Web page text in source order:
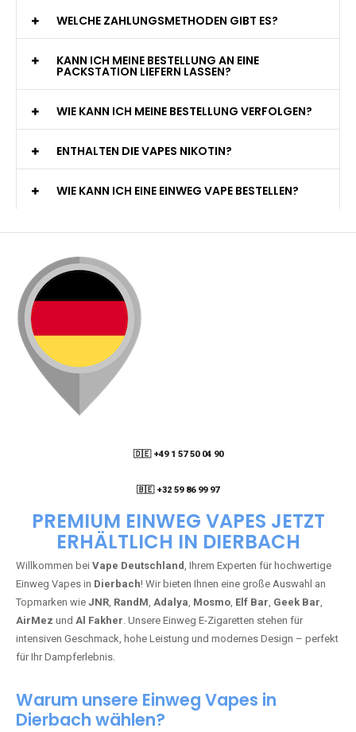
WELCHE ZAHLUNGSMETHODEN GIBT ES?
KANN ICH MEINE BESTELLUNG AN EINE
PACKSTATION LIEFERN LASSEN?
WIE KANN ICH MEINE BESTELLUNG VERFOLGEN?
ENTHALTEN DIE VAPES NIKOTIN?
WIE KANN ICH EINE EINWEG VAPE BESTELLEN?
🇩🇪 +49 1 57 50 04 90
🇧🇪 +32 59 86 99 97
PREMIUM EINWEG VAPES JETZT
ERHÄLTLICH IN DIERBACH
Willkommen bei Vape Deutschland, Ihrem Experten für hochwertige
Einweg Vapes in Dierbach! Wir bieten Ihnen eine große Auswahl an
Topmarken wie JNR, RandM, Adalya, Mosmo, Elf Bar, Geek Bar,
AirMez und Al Fakher. Unsere Einweg E-Zigaretten stehen für
intensiven Geschmack, hohe Leistung und modernes Design – perfekt
für Ihr Dampferlebnis.
Warum unsere Einweg Vapes in
Dierbach wählen?